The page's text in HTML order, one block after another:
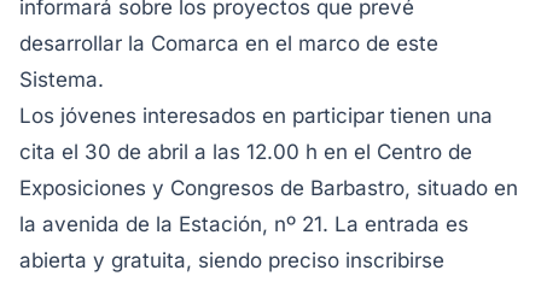
informará sobre los proyectos que prevé
desarrollar la Comarca en el marco de este
Sistema.
Los jóvenes interesados en participar tienen una
cita el 30 de abril a las 12.00 h en el Centro de
Exposiciones y Congresos de Barbastro, situado en
la avenida de la Estación, nº 21. La entrada es
abierta y gratuita, siendo preciso inscribirse